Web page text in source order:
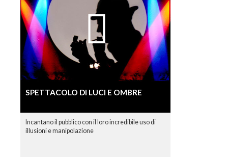
SPETTACOLO DI LUCI E OMBRE
Incantano il pubblico con il loro incredibile uso di
illusioni e manipolazione